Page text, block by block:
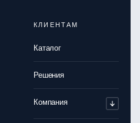
КЛИЕНТАМ
Каталог
Решения
Компания